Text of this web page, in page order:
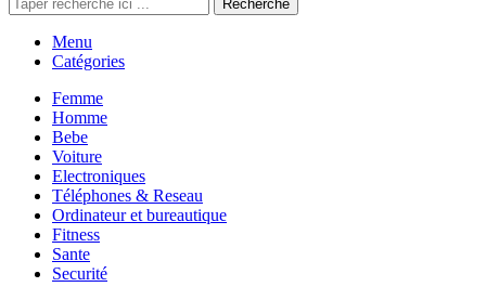
Recherche
Menu
Catégories
Femme
Homme
Bebe
Voiture
Electroniques
Téléphones & Reseau
Ordinateur et bureautique
Fitness
Sante
Securité